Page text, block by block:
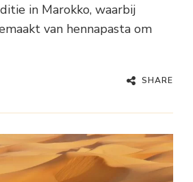
in Marokko, waarbij
van hennapasta om
SHARE